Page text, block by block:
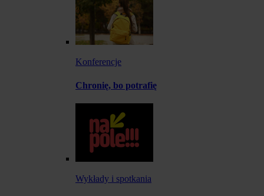
Konferencje
Chronię, bo potrafię
Wykłady i spotkania